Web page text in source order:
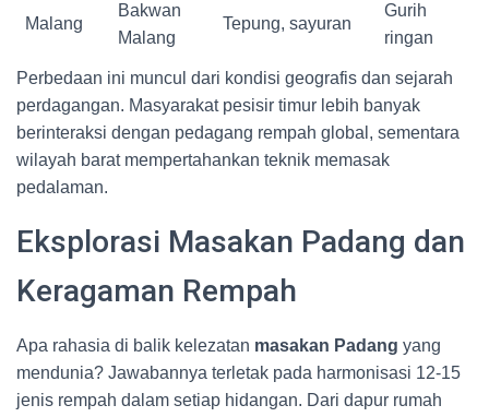
Malang
Bakwan
Malang
Tepung, sayuran
Gurih
ringan
Perbedaan ini muncul dari kondisi geografis dan sejarah
perdagangan. Masyarakat pesisir timur lebih banyak
berinteraksi dengan pedagang rempah global, sementara
wilayah barat mempertahankan teknik memasak
pedalaman.
Eksplorasi Masakan Padang dan
Keragaman Rempah
Apa rahasia di balik kelezatan masakan Padang yang
mendunia? Jawabannya terletak pada harmonisasi 12-15
jenis rempah dalam setiap hidangan. Dari dapur rumah